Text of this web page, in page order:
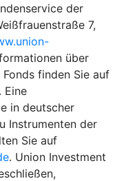
der
7,
über
finden Sie auf
. Eine
in deutscher
Instrumenten der
Sie auf
. Union Investment